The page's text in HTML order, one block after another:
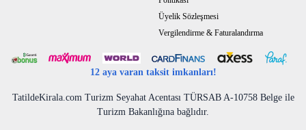
Üyelik Sözleşmesi
Vergilendirme & Faturalandırma
12 aya varan taksit imkanları!
TatildeKirala.com Turizm Seyahat Acentası TÜRSAB A-10758 Belge ile
Turizm Bakanlığına bağlıdır.